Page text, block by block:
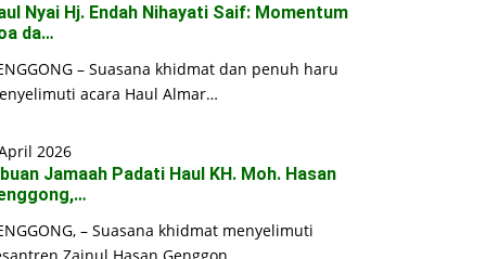
Nyai Hj. Endah Nihayati Saif: Momentum
da…
– Suasana khidmat dan penuh haru
acara Haul Almar…
2026
Jamaah Padati Haul KH. Moh. Hasan
– Suasana khidmat menyelimuti